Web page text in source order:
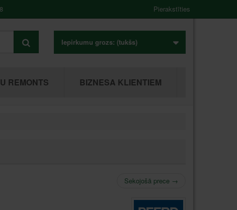
Pierakstīties
Iepirkumu grozs: (tukšs)
REMONTS BIZNESA KLIENTIEM
Sekojošā prece →